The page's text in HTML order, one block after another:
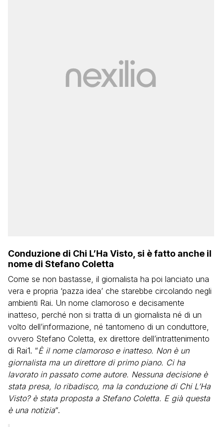
Conduzione di Chi L’Ha Visto, si è fatto anche il
nome di Stefano Coletta
Come se non bastasse, il giornalista ha poi lanciato una
vera e propria ‘pazza idea’ che starebbe circolando negli
ambienti Rai. Un nome clamoroso e decisamente
inatteso, perché non si tratta di un giornalista né di un
volto dell’informazione, né tantomeno di un conduttore,
ovvero Stefano Coletta, ex direttore dell’intrattenimento
di Rai1. “È il nome clamoroso e inatteso. Non è un
giornalista ma un direttore di primo piano. Ci ha
lavorato in passato come autore. Nessuna decisione è
stata presa, lo ribadisco, ma la conduzione di Chi L’Ha
Visto? è stata proposta a Stefano Coletta. E già questa
è una notizia“.